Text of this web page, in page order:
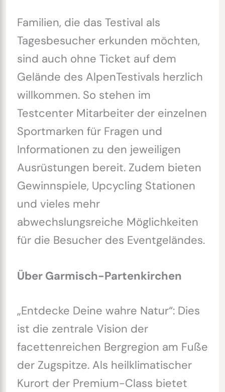
Familien, die das Testival als
Tagesbesucher erkunden möchten,
sind auch ohne Ticket auf dem
Gelände des AlpenTestivals herzlich
willkommen. So stehen im
Testcenter Mitarbeiter der einzelnen
Sportmarken für Fragen und
Informationen zu den jeweiligen
Ausrüstungen bereit. Zudem bieten
Gewinnspiele, Upcycling Stationen
und vieles mehr
abwechslungsreiche Möglichkeiten
für die Besucher des Eventgeländes.
Über Garmisch-Partenkirchen
„Entdecke Deine wahre Natur“: Dies
ist die zentrale Vision der
facettenreichen Bergregion am Fuße
der Zugspitze. Als heilklimatischer
Kurort der Premium-Class bietet